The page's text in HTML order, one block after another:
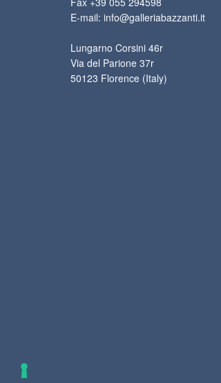
E-mail: info@galleriabazzanti.it
Lungarno Corsini 46r
Via del Parione 37r
50123 Florence (Italy)